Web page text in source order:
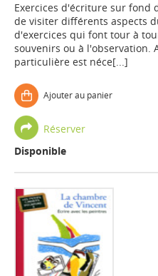
Exercices d'écriture sur fond
de visiter différents aspects
d'exercices qui font tour à
souvenirs ou à l'observation.
particulière est néce[...]
Ajouter au panier
Réserver
Disponible